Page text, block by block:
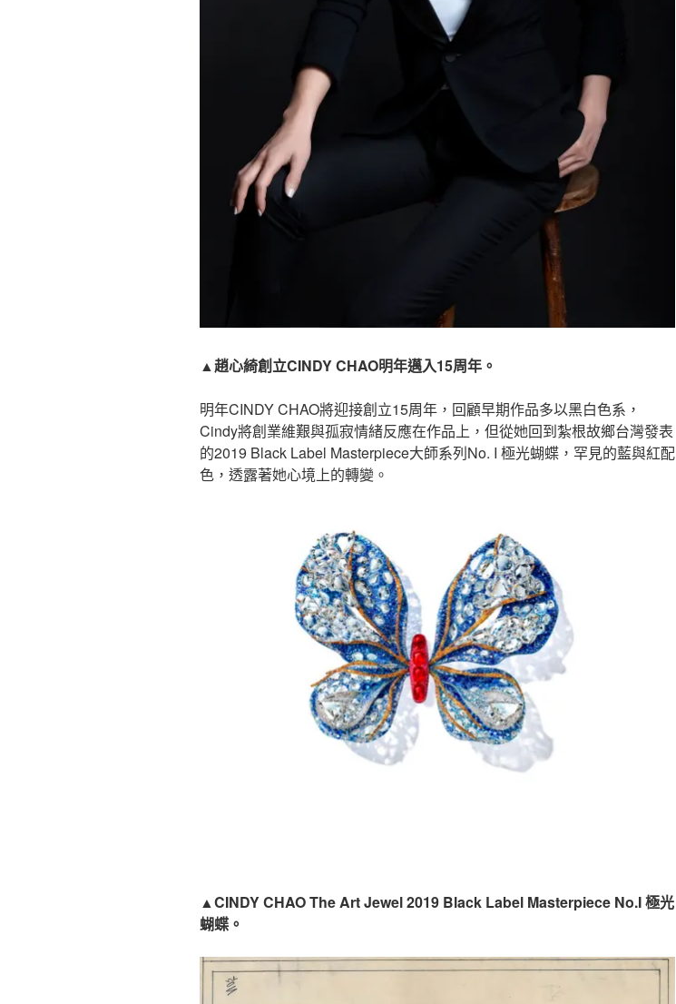
▲趙心綺創立CINDY CHAO明年邁入15周年。
明年CINDY CHAO將迎接創立15周年，回顧早期作品多以黑白色系，
Cindy將創業維艱與孤寂情緒反應在作品上，但從她回到紮根故鄉台灣發表
的2019 Black Label Masterpiece大師系列No. I 極光蝴蝶，罕見的藍與紅配
色，透露著她心境上的轉變。
▲CINDY CHAO The Art Jewel 2019 Black Label Masterpiece No.I 極光
蝴蝶。